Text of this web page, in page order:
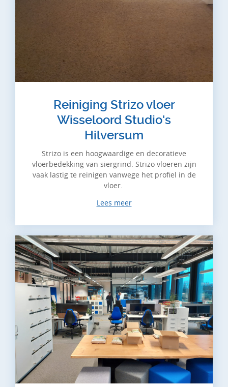
Reiniging Strizo vloer
Wisseloord Studio's
Hilversum
Strizo is een hoogwaardige en decoratieve
vloerbedekking van siergrind. Strizo vloeren zijn
vaak lastig te reinigen vanwege het profiel in de
vloer.
Lees meer